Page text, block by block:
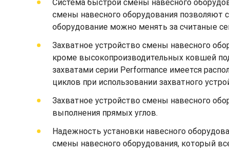
Система быстрой смены навесного
смены навесного оборудования позволяют
оборудование можно менять за считаные
Захватное устройство смены навесного
кроме высокопроизводительных ковшей
захватами серии Performance имеется
циклов при использовании захватного
Захватное устройство смены навесного
выполнения прямых углов.
Надежность установки навесного
смены навесного оборудования, который